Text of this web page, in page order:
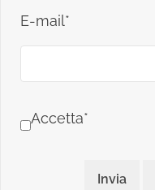
E-mail*
Accetta*
Invia